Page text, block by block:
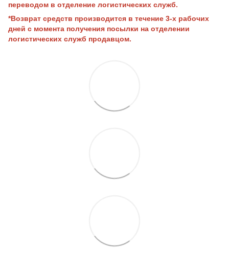
переводом в отделение логистических служб.
*Возврат средств производится в течение 3-х рабочих
дней с момента получения посылки на отделении
логистических служб продавцом.